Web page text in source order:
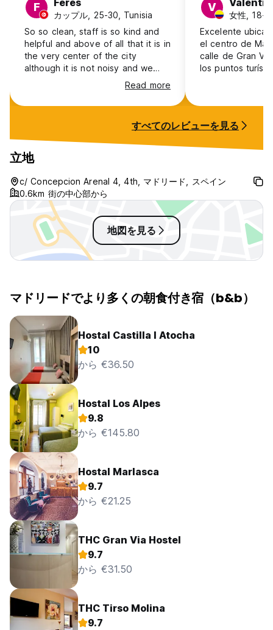
F Feres
カップル, 25-30, Tunisia
So so clean, staff is so kind and
helpful and above of all that it is in
the very center of the city
although it is not noisy and we
Read more
V
女性, 18-
Excelente
el centro de
calle de Gran
los puntos
すべてのレビューを見る
立地
c/ Concepcion Arenal 4, 4th, マドリード, スペイン
0.6km 街の中心部から
地図を見る
マドリードでより多くの朝食付き宿（b&b）
Hostal Castilla I Atocha
10
から €36.50
Hostal Los Alpes
9.8
から €145.80
Hostal Marlasca
9.7
から €21.25
THC Gran Via Hostel
9.7
から €31.50
THC Tirso Molina
9.7